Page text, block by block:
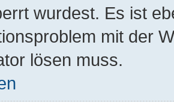
wurdest. Es ist
mit der
lösen muss.